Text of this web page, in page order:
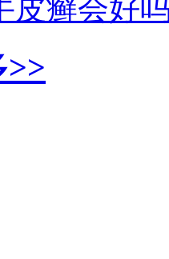
皮癣会好
>>